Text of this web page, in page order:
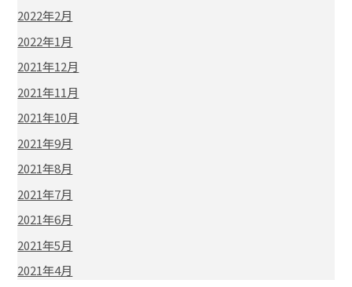
2022年2月
2022年1月
2021年12月
2021年11月
2021年10月
2021年9月
2021年8月
2021年7月
2021年6月
2021年5月
2021年4月